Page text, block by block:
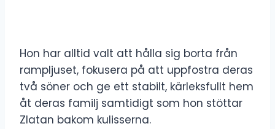
Hon har alltid valt att hålla sig borta från
rampljuset, fokusera på att uppfostra deras
två söner och ge ett stabilt, kärleksfullt hem
åt deras familj samtidigt som hon stöttar
Zlatan bakom kulisserna.